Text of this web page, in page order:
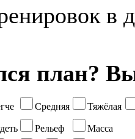
в
план?
Средняя
Тяжёлая
Рельеф
Масса